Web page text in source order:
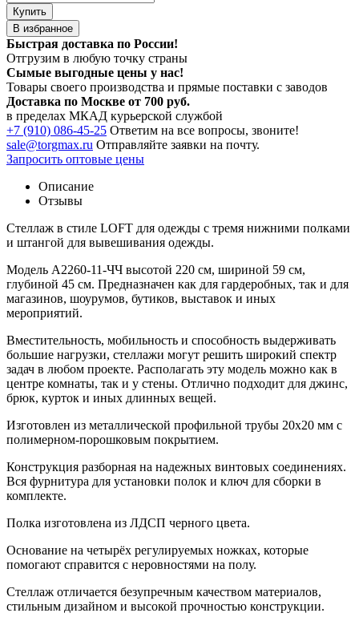
Купить
В избранное
Быстрая доставка по России!
Отгрузим в любую точку страны
Сымые выгодные цены у нас!
Товары своего производства и прямые поставки с заводов
Доставка по Москве от 700 руб.
в пределах МКАД курьерской службой
+7 (910) 086-45-25 Ответим на все вопросы, звоните!
sale@torgmax.ru Отправляйте заявки на почту.
Запросить оптовые цены
Описание
Отзывы
Стеллаж в стиле LOFT для одежды с тремя нижними полками
и штангой для вывешивания одежды.
Модель A2260-11-ЧЧ высотой 220 см, шириной 59 см,
глубиной 45 см. Предназначен как для гардеробных, так и для
магазинов, шоурумов, бутиков, выставок и иных
мероприятий.
Вместительность, мобильность и способность выдерживать
большие нагрузки, стеллажи могут решить широкий спектр
задач в любом проекте. Располагать эту модель можно как в
центре комнаты, так и у стены. Отлично подходит для джинс,
брюк, курток и иных длинных вещей.
Изготовлен из металлической профильной трубы 20х20 мм с
полимерном-порошковым покрытием.
Конструкция разборная на надежных винтовых соединениях.
Вся фурнитура для установки полок и ключ для сборки в
комплекте.
Полка изготовлена из ЛДСП черного цвета.
Основание на четырёх регулируемых ножках, которые
помогают справится с неровностями на полу.
Стеллаж отличается безупречным качеством материалов,
стильным дизайном и высокой прочностью конструкции.